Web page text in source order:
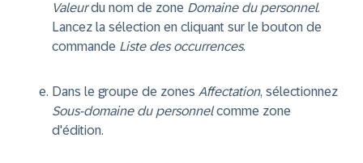
Valeurdu nom de zone Domaine du personnel.
Lancez la sélection en cliquant sur le bouton de
commande Liste des occurrences.
Dans le groupe de zones Affectation, sélectionnez
Sous-domaine du personnelcomme zone
d'édition.